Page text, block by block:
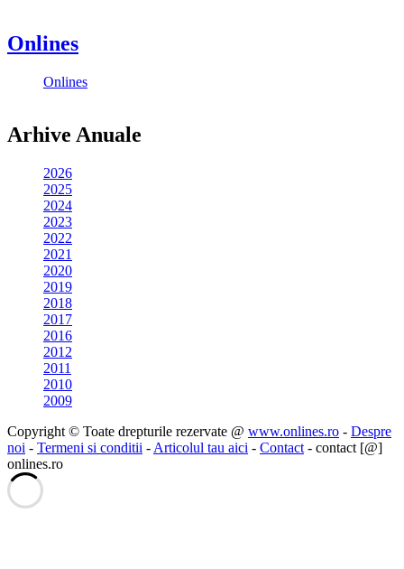
Onlines
Onlines
Arhive Anuale
2026
2025
2024
2023
2022
2021
2020
2019
2018
2017
2016
2012
2011
2010
2009
Copyright © Toate drepturile rezervate @ www.onlines.ro - Despre
noi - Termeni si conditii - Articolul tau aici - Contact - contact [@]
onlines.ro